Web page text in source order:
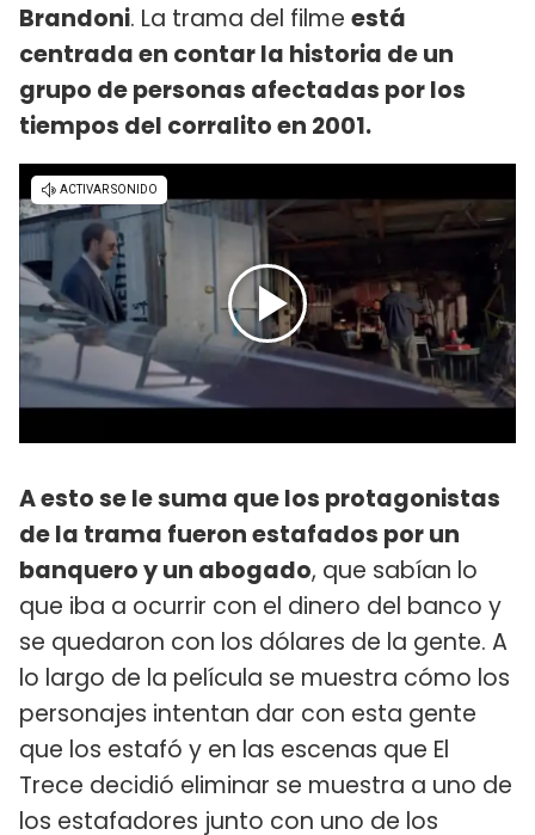
Brandoni. La trama del filme está
centrada en contar la historia de un
grupo de personas afectadas por los
tiempos del corralito en 2001.
A esto se le suma que los protagonistas
de la trama fueron estafados por un
banquero y un abogado, que sabían lo
que iba a ocurrir con el dinero del banco y
se quedaron con los dólares de la gente. A
lo largo de la película se muestra cómo los
personajes intentan dar con esta gente
que los estafó y en las escenas que El
Trece decidió eliminar se muestra a uno de
los estafadores junto con uno de los